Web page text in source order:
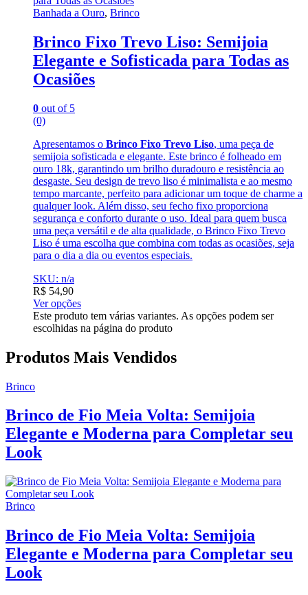
Banhada a Ouro, Brinco
Brinco Fixo Trevo Liso: Semijoia
Elegante e Sofisticada para Todas as
Ocasiões
0 out of 5
(0)
Apresentamos o Brinco Fixo Trevo Liso, uma peça de
semijoia sofisticada e elegante. Este brinco é folheado em
ouro 18k, garantindo um brilho duradouro e resistência ao
desgaste. Seu design de trevo liso é minimalista e ao mesmo
tempo marcante, perfeito para adicionar um toque de charme a
qualquer look. Além disso, seu fecho fixo proporciona
segurança e conforto durante o uso. Ideal para quem busca
uma peça versátil e de alta qualidade, o Brinco Fixo Trevo
Liso é uma escolha que combina com todas as ocasiões, seja
para o dia a dia ou eventos especiais.
SKU: n/a
R$ 54,90
Ver opções
Este produto tem várias variantes. As opções podem ser
escolhidas na página do produto
Produtos Mais Vendidos
Brinco
Brinco de Fio Meia Volta: Semijoia
Elegante e Moderna para Completar seu
Look
Brinco
Brinco de Fio Meia Volta: Semijoia
Elegante e Moderna para Completar seu
Look